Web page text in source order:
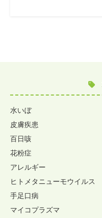
水いぼ
皮膚疾患
百日咳
花粉症
アレルギー
ヒトメタニューモウイルス
手足口病
マイコプラズマ